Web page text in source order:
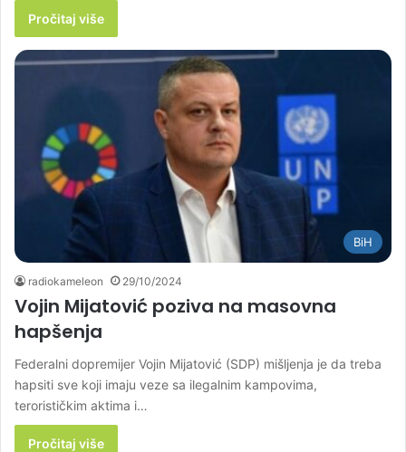
Pročitaj više
BiH
radiokameleon 29/10/2024
Vojin Mijatović poziva na masovna
hapšenja
Federalni dopremijer Vojin Mijatović (SDP) mišljenja je da treba
hapsiti sve koji imaju veze sa ilegalnim kampovima,
terorističkim aktima i…
Pročitaj više